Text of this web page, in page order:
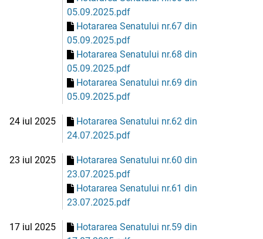
05.09.2025.pdf
Hotararea Senatului nr.67 din
05.09.2025.pdf
Hotararea Senatului nr.68 din
05.09.2025.pdf
Hotararea Senatului nr.69 din
05.09.2025.pdf
24 iul 2025
Hotararea Senatului nr.62 din
24.07.2025.pdf
23 iul 2025
Hotararea Senatului nr.60 din
23.07.2025.pdf
Hotararea Senatului nr.61 din
23.07.2025.pdf
17 iul 2025
Hotararea Senatului nr.59 din